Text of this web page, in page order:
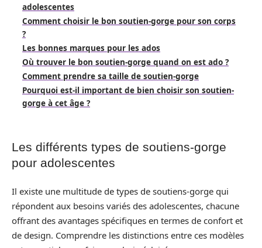
adolescentes
Comment choisir le bon soutien-gorge pour son corps
?
Les bonnes marques pour les ados
Où trouver le bon soutien-gorge quand on est ado ?
Comment prendre sa taille de soutien-gorge
Pourquoi est-il important de bien choisir son soutien-
gorge à cet âge ?
Les différents types de soutiens-gorge
pour adolescentes
Il existe une multitude de types de soutiens-gorge qui
répondent aux besoins variés des adolescentes, chacune
offrant des avantages spécifiques en termes de confort et
de design. Comprendre les distinctions entre ces modèles